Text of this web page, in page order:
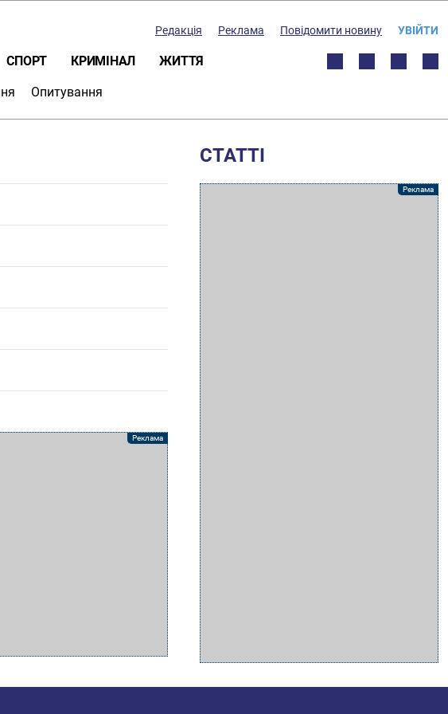
Редакція Реклама Повідомити новину УВІЙТИ
СПОРТ КРИМІНАЛ ЖИТТЯ
Опитування
СТАТТІ